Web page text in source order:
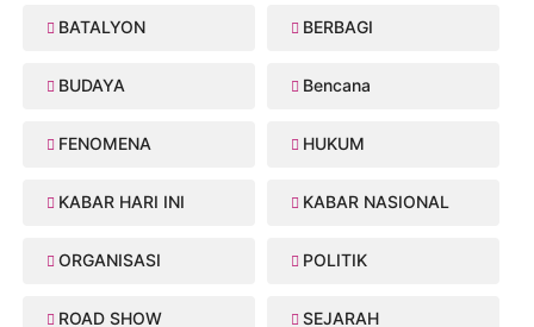
BATALYON BERBAGI
BUDAYA Bencana
FENOMENA HUKUM
KABAR HARI INI KABAR NASIONAL
ORGANISASI POLITIK
ROAD SHOW SEJARAH